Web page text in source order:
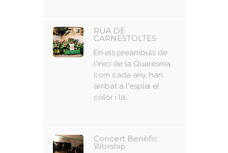
RUA DE
CARNESTOLTES
En els preàmbuls de
l'inici de la Quaresma,
com cada any, han
arribat a l'esplai el
color i la…
Concert Benèfic
Worship